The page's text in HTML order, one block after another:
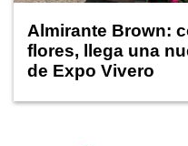
Almirante Brown:
flores, llega una
de Expo Vivero